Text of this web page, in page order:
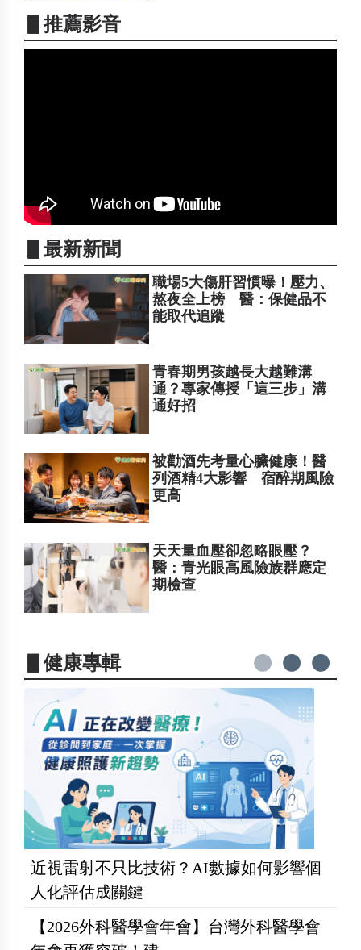
▋推薦影音
▋最新新聞
職場5大傷肝習慣曝！壓力、
熬夜全上榜 醫：保健品不
能取代追蹤
青春期男孩越長大越難溝
通？專家傳授「這三步」溝
通好招
被勸酒先考量心臟健康！醫
列酒精4大影響 宿醉期風險
更高
天天量血壓卻忽略眼壓？
醫：青光眼高風險族群應定
期檢查
▋健康專輯
近視雷射不只比技術？AI數據如何影響個
人化評估成關鍵
【2026外科醫學會年會】台灣外科醫學會